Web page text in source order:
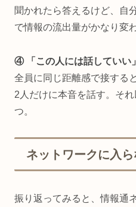
聞かれたら答えるけど、自
で情報の流出量がかなり変
④ 「この人には話していい
全員に同じ距離感で接する
2人だけに本音を話す。そ
つ。
ネットワークに入
振り返ってみると、情報通